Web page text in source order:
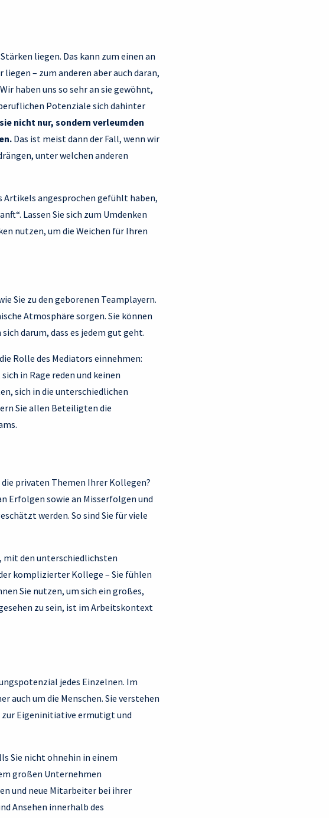
liegen. Das kann zum einen an
– zum anderen aber auch daran,
haben uns so sehr an sie gewöhnt,
Potenziale sich dahinter
nicht nur, sondern verleumden
Das ist meist dann der Fall, wenn wir
unter welchen anderen
Artikels angesprochen gefühlt haben,
Lassen Sie sich zum Umdenken
nutzen, um die Weichen für Ihren
Sie zu den geborenen Teamplayern.
Atmosphäre sorgen. Sie können
darum, dass es jedem gut geht.
Rolle des Mediators einnehmen:
in Rage reden und keinen
sich in die unterschiedlichen
Sie allen Beteiligten die
privaten Themen Ihrer Kollegen?
Erfolgen sowie an Misserfolgen und
werden. So sind Sie für viele
mit den unterschiedlichsten
komplizierter Kollege – Sie fühlen
Sie nutzen, um sich ein großes,
zu sein, ist im Arbeitskontext
jedes Einzelnen. Im
auch um die Menschen. Sie verstehen
zur Eigeninitiative ermutigt und
Sie nicht ohnehin in einem
großen Unternehmen
und neue Mitarbeiter bei ihrer
Ansehen innerhalb des